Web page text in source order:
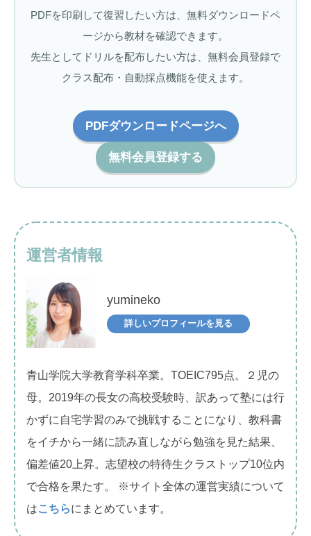
PDFを印刷して復習したい方は、無料ダウンロードペ
ージから教材を確認できます。
先生としてドリルを配布したい方は、無料会員登録で
クラス配布・自動採点機能を使えます。
PDFダウンロードページへ
無料会員登録する
運営者情報
yumineko
詳しいプロフィールを見る
青山学院大学教育学科卒業。TOEIC795点。２児の
母。2019年の長女の高校受験時、訳あって塾には行
かずに自宅学習のみで挑戦することになり、教科書
をイチから一緒に読み直しながら勉強を見た結果、
偏差値20上昇。志望校の特待生クラストップ10位内
で合格を果たす。 ※サイト全体の運営実績について
はこちらにまとめています。